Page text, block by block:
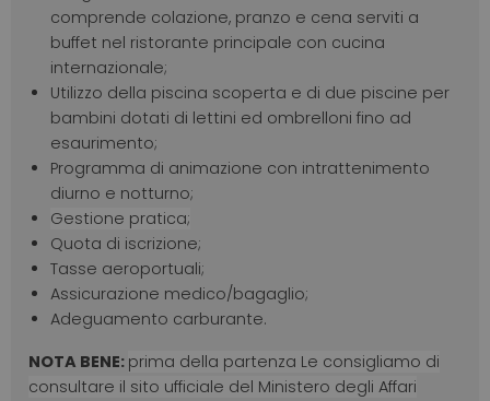
comprende colazione, pranzo e cena serviti a
buffet nel ristorante principale con cucina
internazionale;
Utilizzo della piscina scoperta e di due piscine per
bambini dotati di lettini ed ombrelloni fino ad
esaurimento;
Programma di animazione con intrattenimento
diurno e notturno;
Gestione pratica;
Quota di iscrizione;
Tasse aeroportuali;
Assicurazione medico/bagaglio;
Adeguamento carburante.
NOTA BENE: prima della partenza Le consigliamo di
consultare il sito ufficiale del Ministero degli Affari